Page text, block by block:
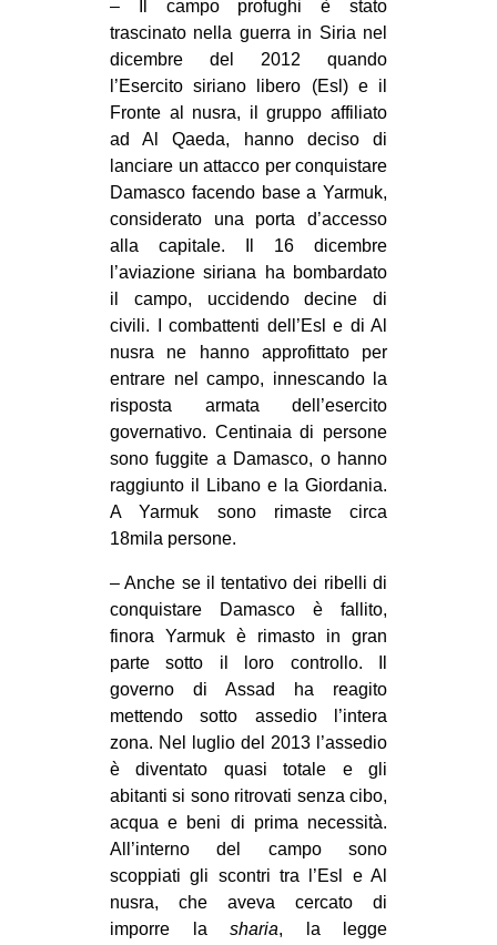
– Il campo profughi è stato
trascinato nella guerra in Siria nel
dicembre del 2012 quando
l’Esercito siriano libero (Esl) e il
Fronte al nusra, il gruppo affiliato
ad Al Qaeda, hanno deciso di
lanciare un attacco per conquistare
Damasco facendo base a Yarmuk,
considerato una porta d’accesso
alla capitale. Il 16 dicembre
l’aviazione siriana ha bombardato
il campo, uccidendo decine di
civili. I combattenti dell’Esl e di Al
nusra ne hanno approfittato per
entrare nel campo, innescando la
risposta armata dell’esercito
governativo. Centinaia di persone
sono fuggite a Damasco, o hanno
raggiunto il Libano e la Giordania.
A Yarmuk sono rimaste circa
18mila persone.
– Anche se il tentativo dei ribelli di
conquistare Damasco è fallito,
finora Yarmuk è rimasto in gran
parte sotto il loro controllo. Il
governo di Assad ha reagito
mettendo sotto assedio l’intera
zona. Nel luglio del 2013 l’assedio
è diventato quasi totale e gli
abitanti si sono ritrovati senza cibo,
acqua e beni di prima necessità.
All’interno del campo sono
scoppiati gli scontri tra l’Esl e Al
nusra, che aveva cercato di
imporre la sharia, la legge